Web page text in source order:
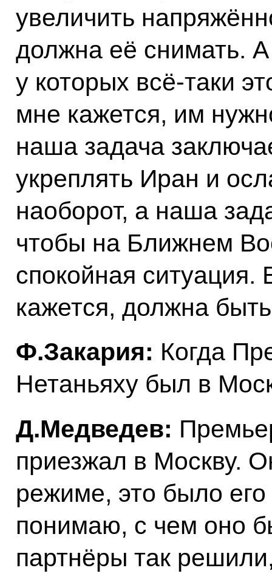
увеличить
должна её снимать.
у которых всё‑таки
мне кажется, им
наша задача
укреплять Иран и
наоборот, а наша
чтобы на Ближнем
спокойная ситуация.
кажется, должна
Ф.Закария: Когда
Нетаньяху был в
Д.Медведев:
приезжал в Москву.
режиме, это было
понимаю, с чем оно
партнёры так